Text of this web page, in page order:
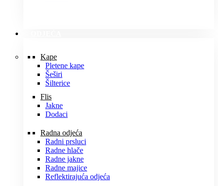
Kape
Pletene kape
Šeširi
Šilterice
Flis
Jakne
Dodaci
Radna odjeća
Radni prsluci
Radne hlače
Radne jakne
Radne majice
Reflektirajuća odjeća